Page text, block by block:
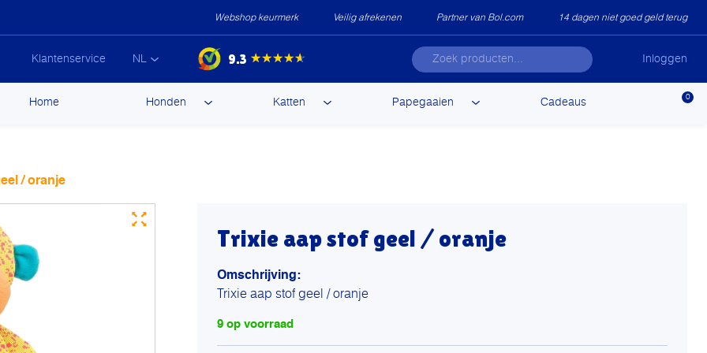
Webshop keurmerk Veilig afrekenen Partner van Bol.com 14 dagen niet goed geld terug
Klantenservice NL 9.3 ★★★★★ Inloggen
Home Honden Katten Papegaaien Cadeaus 0
/ oranje
Trixie aap stof geel / oranje
Omschrijving:
Trixie aap stof geel / oranje
9 op voorraad